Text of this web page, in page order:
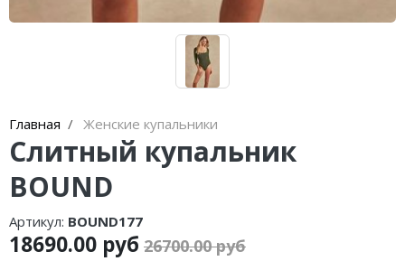
Главная Женские купальники
Слитный купальник
BOUND
Артикул: BOUND177
18690.00 руб 26700.00 руб